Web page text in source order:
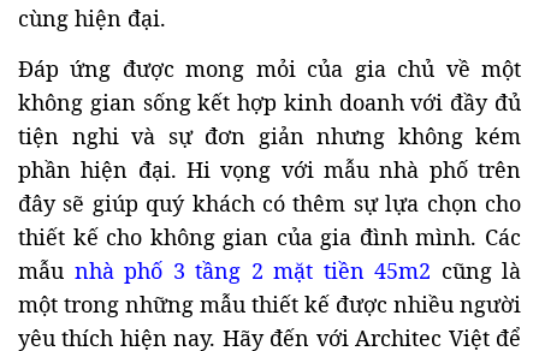
cùng hiện đại.
Đáp ứng được mong mỏi của gia chủ về một
không gian sống kết hợp kinh doanh với đầy đủ
tiện nghi và sự đơn giản nhưng không kém
phần hiện đại. Hi vọng với mẫu nhà phố trên
đây sẽ giúp quý khách có thêm sự lựa chọn cho
thiết kế cho không gian của gia đình mình. Các
mẫu nhà phố 3 tầng 2 mặt tiền 45m2 cũng là
một trong những mẫu thiết kế được nhiều người
yêu thích hiện nay. Hãy đến với Architec Việt để